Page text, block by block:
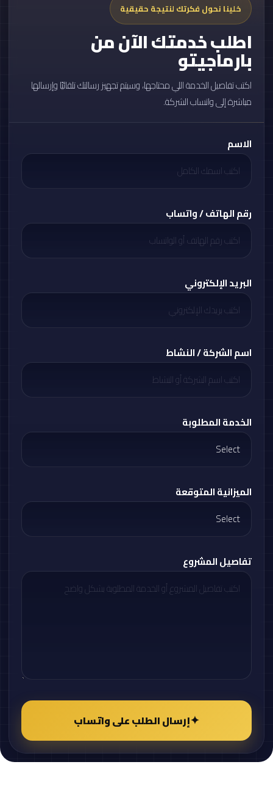
خلينا نحول فكرتك لنتيجة حقيقية
اطلب خدمتك الآن من
بارماجيتو
اكتب تفاصيل الخدمة اللي محتاجها، وسيتم تجهيز رسالتك تلقائيًا وإرسالها
مباشرة إلى واتساب الشركة.
الاسم
رقم الهاتف / واتساب
البريد الإلكتروني
اسم الشركة / النشاط
الخدمة المطلوبة
الميزانية المتوقعة
تفاصيل المشروع
✦إرسال الطلب على واتساب